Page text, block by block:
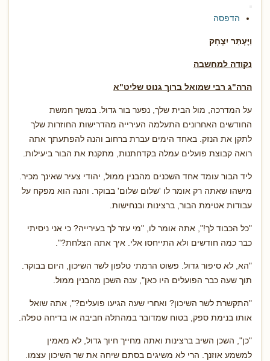
הדפסה
וַיֶּעְתַּר יִצְחָק
נקודה למחשבה
הרה"ג רבי שמואל ברוך גנוט שליט"א
על המדרכה, מול הבית שלך, נפער בור גדול. במשך חמשת
החודשים האחרונים התעלמה העירייה מהדרישות החוזרות שלך
לתקן את הנזק. באחד הימים עברת ברחוב והנה להפתעתך אתה
רואה קבוצת פועלים עמלה בקדחתנות, מתקנת את הבור ביעילות.
ליד הבור עומד אחד השכנים מהבנין ממול, יהודי צעיר שאינך מכיר.
מישהו שאתה רק אומר לו 'שלום שלום' בבוקר. והנה הוא מפקח על
עבודות אטימת הבור, ברצינות ובנחישות.
"כל הכבוד לך!", אתה אומר לו, "מי עזר לך בעירייה? כי אני ניסיתי
כבר כמה חודשים ולא התייחסו אלי. איך אתה הצלחת?".
"הא, לא סיפור גדול. פשוט הרמתי טלפון לשר השיכון, היום בבוקר.
תוך שעה כבר הפועלים היו כאן", ענה השכן מהבנין ממול.
"התקשרת לשר השיכון? ואחרי שעה הגיעו פועלים?", אתה שואל
אותו בנימת ספק, בטוח שמדובר במהתלה חביבה או בדיחה טפלה.
"כן", השכן השיב ברצינות ואתה מחייך חיוך גדול, לא מאמין
למשמע אוזנך. הרי לא משיגים בסתם שיחה את שר השיכון עצמו.